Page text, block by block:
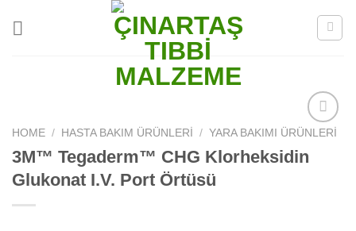
Add to
wishlist
HOME / HASTA BAKIM ÜRÜNLERI / YARA BAKIMI ÜRÜNLERI
3M™ Tegaderm™ CHG Klorheksidin
Glukonat I.V. Port Örtüsü